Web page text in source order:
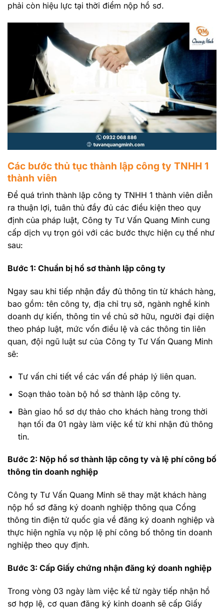
phải còn hiệu lực tại thời điểm nộp hồ sơ.
Các bước thủ tục thành lập công ty TNHH 1
thành viên
Để quá trình thành lập công ty TNHH 1 thành viên diễn
ra thuận lợi, tuân thủ đầy đủ các điều kiện theo quy
định của pháp luật, Công ty Tư Vấn Quang Minh cung
cấp dịch vụ trọn gói với các bước thực hiện cụ thể như
sau:
Bước 1: Chuẩn bị hồ sơ thành lập công ty
Ngay sau khi tiếp nhận đầy đủ thông tin từ khách hàng,
bao gồm: tên công ty, địa chỉ trụ sở, ngành nghề kinh
doanh dự kiến, thông tin về chủ sở hữu, người đại diện
theo pháp luật, mức vốn điều lệ và các thông tin liên
quan, đội ngũ luật sư của Công ty Tư Vấn Quang Minh
sẽ:
Tư vấn chi tiết về các vấn đề pháp lý liên quan.
Soạn thảo toàn bộ hồ sơ thành lập công ty.
Bàn giao hồ sơ dự thảo cho khách hàng trong thời
hạn tối đa 01 ngày làm việc kể từ khi nhận đủ thông
tin.
Bước 2: Nộp hồ sơ thành lập công ty và lệ phí công bố
thông tin doanh nghiệp
Công ty Tư Vấn Quang Minh sẽ thay mặt khách hàng
nộp hồ sơ đăng ký doanh nghiệp thông qua Cổng
thông tin điện tử quốc gia về đăng ký doanh nghiệp và
thực hiện nghĩa vụ nộp lệ phí công bố thông tin doanh
nghiệp theo quy định.
Bước 3: Cấp Giấy chứng nhận đăng ký doanh nghiệp
Trong vòng 03 ngày làm việc kể từ ngày tiếp nhận hồ
sơ hợp lệ, cơ quan đăng ký kinh doanh sẽ cấp Giấy